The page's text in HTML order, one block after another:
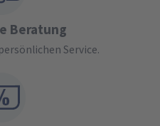
Beratung
Service.